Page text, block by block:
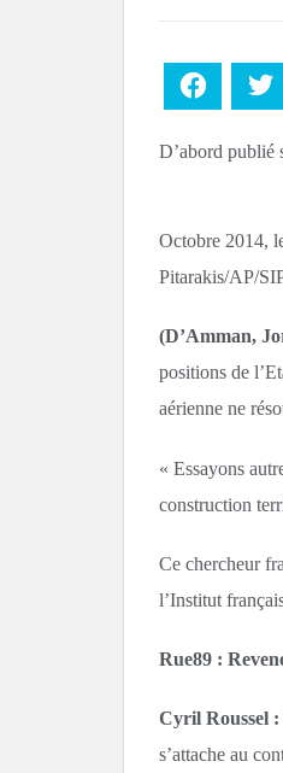
Facebook
D’abord publié
Octobre 2014,
Pitarakis/AP/
(D’Amman,
positions de
aérienne ne
« Essayons
construction
Ce chercheur
l’Institut
Rue89 :
Cyril Roussel :
s’attache au